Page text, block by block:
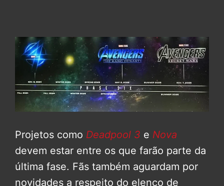
Projetos como Deadpool 3 e Nova
devem estar entre os que farão parte da
última fase. Fãs também aguardam por
novidades a respeito do elenco de